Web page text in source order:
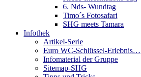
6. Nds- Wundtag
Timo´s Fotosafari
SHG meets Tamara
Infothek
Artikel-Serie
Euro WC-Schlüssel-Erlebnis…
Infomaterial der Gruppe
Sitemap-SHG